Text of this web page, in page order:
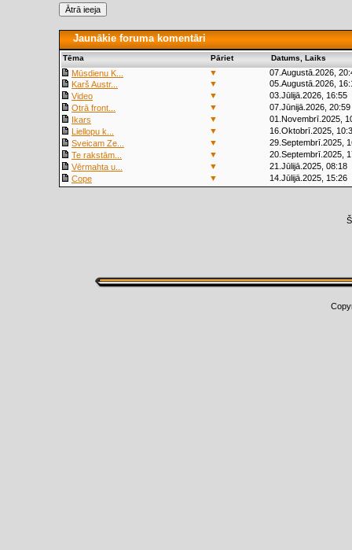
Jaunākie foruma komentāri
Tēma Pāriet Datums, Laiks
Mūsdienu K... ▼
07.Augustā.2026,
Karš Austr...
▼
05.Augustā.2026,
Video
▼
03.Jūlijā.2026, 16:55
Otrā front...
▼
07.Jūnijā.2026, 20:59
Ikars
▼
01.Novembrī.2025,
Liellopu k...
▼
16.Oktobrī.2025,
Sveicam Ze...
▼
29.Septembrī.2025,
Te rakstām...
▼
20.Septembrī.2025,
Vērmahta u...
▼
21.Jūlijā.2025, 08:18
Cope
▼ 14.Jūlijā.2025, 15:26